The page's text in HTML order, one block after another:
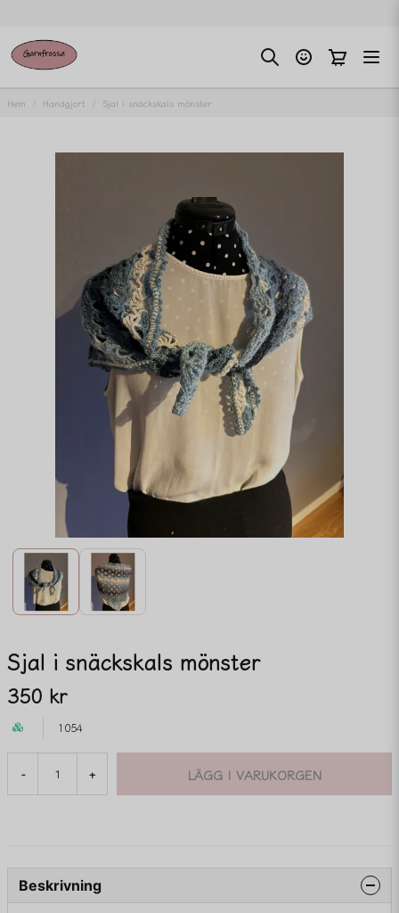
Hem Handgjort Sjal i snäckskals mönster
Sjal i snäckskals mönster
350 kr
1054
- + LÄGG I VARUKORGEN
Beskrivning